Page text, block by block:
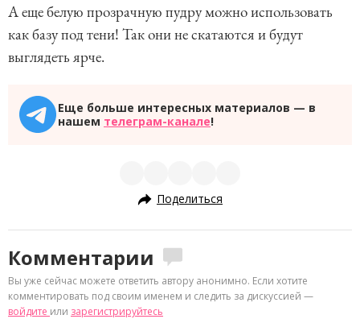
А еще белую прозрачную пудру можно использовать
как базу под тени! Так они не скатаются и будут
выглядеть ярче.
Еще больше интересных материалов — в
нашем телеграм-канале!
Поделиться
Комментарии
Вы уже сейчас можете ответить автору анонимно. Если хотите
комментировать под своим именем и следить за дискуссией —
войдите или зарегистрируйтесь